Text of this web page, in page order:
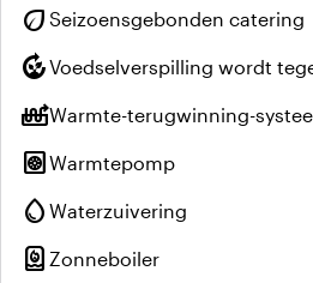
eco Seizoensgebonden catering
compostVoedselverspilling wordt
heat_pump_balanceWarmte-terugwinning-
heat_pumpWarmtepomp
water_drop Waterzuivering
water_heater Zonneboiler